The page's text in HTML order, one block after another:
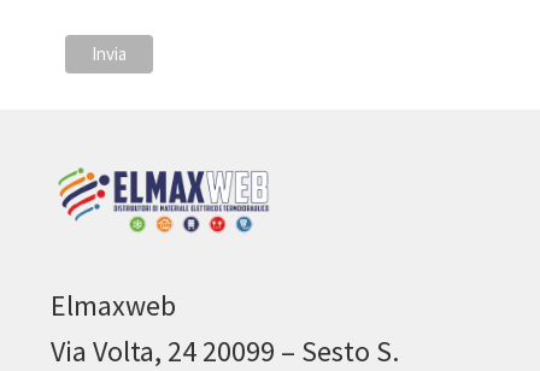
Elmaxweb
Via Volta, 24 20099 – Sesto S.